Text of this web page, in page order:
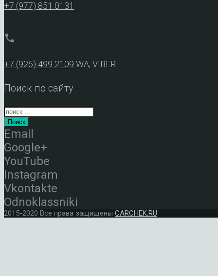
+7 (977) 851 0131
phone
+7 (926) 499 2109 WA, VIBER
Поиск по сайту
Поиск
Email
Google+
YouTube
Instagram
Vkontakte
Odnoklassniki
2015-2020 Все права защищены CARCHEK.RU